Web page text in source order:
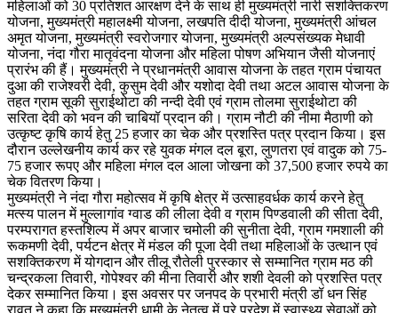
महिलाओं को 30 प्रतिशत आरक्षण देने के साथ ही मुख्यमंत्री नारी सशक्तिकरण
योजना, मुख्यमंत्री महालक्ष्मी योजना, लखपति दीदी योजना, मुख्यमंत्री आंचल
अमृत योजना, मुख्यमंत्री स्वरोजगार योजना, मुख्यमंत्री अल्पसंख्यक मेधावी
योजना, नंदा गौरा मातृवंदना योजना और महिला पोषण अभियान जैसी योजनाएं
प्रारंभ की हैं। मुख्यमंत्री ने प्रधानमंत्री आवास योजना के तहत ग्राम पंचायत
दुआ की राजेश्वरी देवी, कुसुम देवी और यशोदा देवी तथा अटल आवास योजना के
तहत ग्राम सूकी सुराईथोटा की नन्दी देवी एवं ग्राम तोलमा सुराईथोटा की
सरिता देवी को भवन की चाबियॉ प्रदान की। ग्राम नौटी की नीमा मैठाणी को
उत्कृष्ट कृषि कार्य हेतु 25 हजार का चेक और प्रशस्ति पत्र प्रदान किया। इस
दौरान उल्लेखनीय कार्य कर रहे युवक मंगल दल बूरा, लुणतरा एवं वादुक को 75-
75 हजार रूपए और महिला मंगल दल आला जोखना को 37,500 हजार रुपये का
चेक वितरण किया।
मुख्यमंत्री ने नंदा गौरा महोत्सव में कृषि क्षेत्र में उत्साहवर्धक कार्य करने हेतु
मत्स्य पालन में मुल्लागांव ग्वाड की लीला देवी व ग्राम पिण्डवाली की सीता देवी,
परम्परागत हस्तशिल्प में अपर बाजार चमोली की सुनीता देवी, ग्राम गमशाली की
रूकमणी देवी, पर्यटन क्षेत्र में मंडल की पूजा देवी तथा महिलाओं के उत्थान एवं
सशक्तिकरण में योगदान और तीलू रौतेली पुरस्कार से सम्मानित ग्राम मठ की
चन्द्रकला तिवारी, गोपेश्वर की मीना तिवारी और शशी देवली को प्रशस्ति पत्र
देकर सम्मानित किया। इस अवसर पर जनपद के प्रभारी मंत्री डॉ धन सिंह
रावत ने कहा कि मुख्यमंत्री धामी के नेतृत्व में पूरे प्रदेश में स्वास्थ्य सेवाओं को